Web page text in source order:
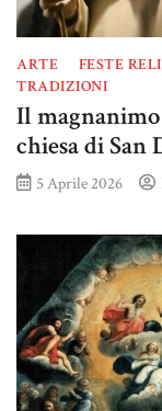
ARTE FESTE
TRADIZIONI
Il
chiesa di San
5 Aprile 2026